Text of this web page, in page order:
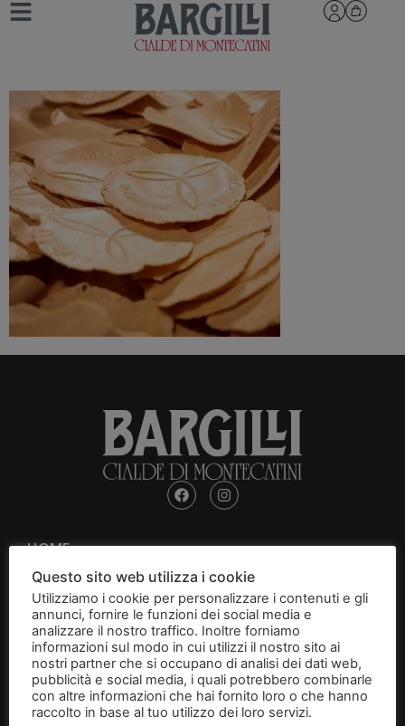
_L8A2273
HOME
ABOUT
CIALDE DI MONTECATINI
CANTUCCI
BRIGIDINI
Questo sito web utilizza i cookie
Utilizziamo i cookie per personalizzare i contenuti e gli
annunci, fornire le funzioni dei social media e
analizzare il nostro traffico. Inoltre forniamo
informazioni sul modo in cui utilizzi il nostro sito ai
nostri partner che si occupano di analisi dei dati web,
pubblicità e social media, i quali potrebbero combinarle
con altre informazioni che hai fornito loro o che hanno
raccolto in base al tuo utilizzo dei loro servizi.